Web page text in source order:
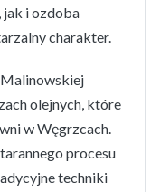
i ozdoba
charakter.
olejnych, które
w Węgrzcach.
procesu
techniki